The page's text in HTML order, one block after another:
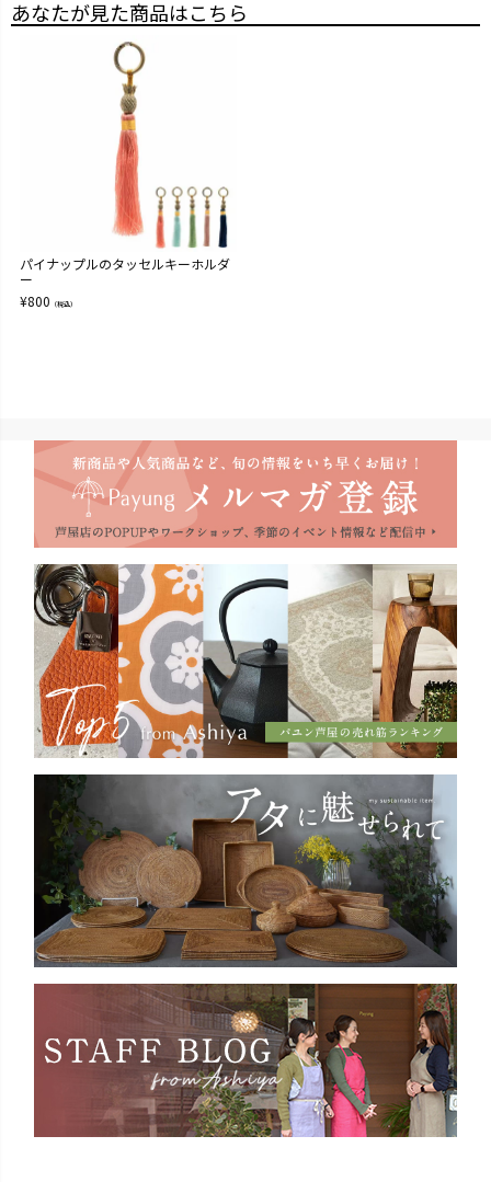
あなたが見た商品はこちら
パイナップルのタッセルキーホルダ
ー
¥800 （税込）